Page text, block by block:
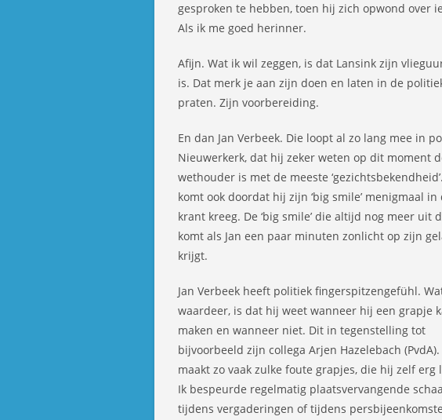
gesproken te hebben, toen hij zich opwond over
Als ik me goed herinner.
Afijn. Wat ik wil zeggen, is dat Lansink zijn
is. Dat merk je aan zijn doen en laten in de
praten. Zijn voorbereiding.
En dan Jan Verbeek. Die loopt al zo lang mee in
Nieuwerkerk, dat hij zeker weten op dit moment
wethouder is met de meeste
komt ook doordat hij zijn ‘big smile’ menigmaal in
krant kreeg. De ‘big smile’ die altijd nog meer uit
komt als Jan een paar minuten zonlicht op zijn
krijgt.
Jan Verbeek heeft politiek fingerspitzengefühl.
waardeer, is dat hij weet wanneer hij een grapje
maken en wanneer niet. Dit in tegenstelling tot
bijvoorbeeld zijn collega Arjen Hazelebach (PvdA).
maakt zo vaak zulke foute grapjes, die hij zelf
Ik bespeurde regelmatig plaatsvervangende
tijdens vergaderingen of tijdens